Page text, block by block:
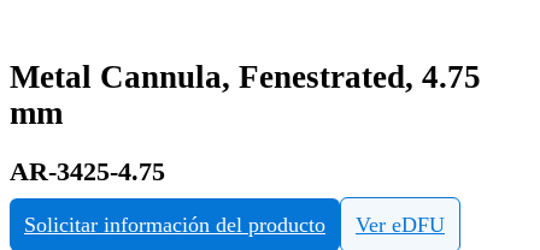
Metal Cannula, Fenestrated, 4.75
mm
AR-3425-4.75
Solicitar información del producto Ver eDFU